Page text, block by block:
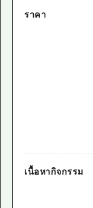
ราคา
เนื้อหากิจกรรม